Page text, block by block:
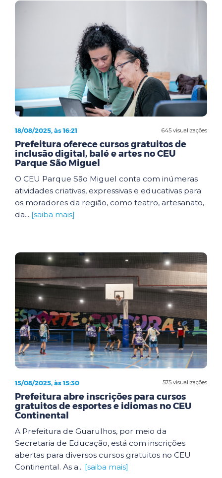
645 visualizações
18/08/2025, às 16:21
Prefeitura oferece cursos gratuitos de
inclusão digital, balé e artes no CEU
Parque São Miguel
O CEU Parque São Miguel conta com inúmeras
atividades criativas, expressivas e educativas para
os moradores da região, como teatro, artesanato,
da... [saiba mais]
575 visualizações
15/08/2025, às 15:30
Prefeitura abre inscrições para cursos
gratuitos de esportes e idiomas no CEU
Continental
A Prefeitura de Guarulhos, por meio da
Secretaria de Educação, está com inscrições
abertas para diversos cursos gratuitos no CEU
Continental. As a... [saiba mais]